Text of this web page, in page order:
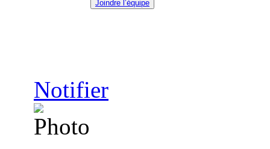
Joindre l’équipe
Notifier